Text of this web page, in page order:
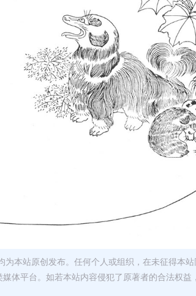
本站原创发布。任何个人或组织，在未征得本
体平台。如若本站内容侵犯了原著者的合法权益